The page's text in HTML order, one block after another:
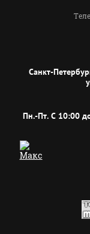
Санкт-
Пн.-Пт. C 10:00